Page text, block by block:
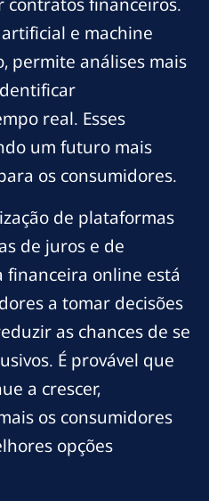
financeiros.
e machine
permite análises mais
real. Esses
um futuro mais
os consumidores.
de plataformas
de juros e de
financeira online está
a tomar decisões
as chances de se
É provável que
a crescer,
os consumidores
opções